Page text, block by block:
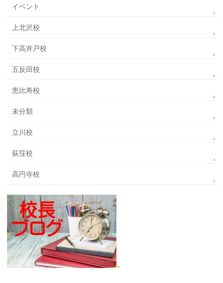
イベント
上北沢校
下高井戸校
五反田校
恵比寿校
未分類
立川校
荻窪校
高円寺校